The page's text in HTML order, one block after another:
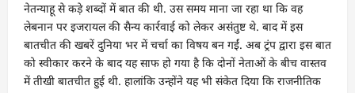
नेतन्याहू से कड़े शब्दों में बात की थी. उस समय माना जा रहा था कि वह
लेबनान पर इजरायल की सैन्य कार्रवाई को लेकर असंतुष्ट थे. बाद में इस
बातचीत की खबरें दुनिया भर में चर्चा का विषय बन गईं. अब ट्रंप द्वारा इस बात
को स्वीकार करने के बाद यह साफ हो गया है कि दोनों नेताओं के बीच वास्तव
में तीखी बातचीत हुई थी. हालांकि उन्होंने यह भी संकेत दिया कि राजनीतिक